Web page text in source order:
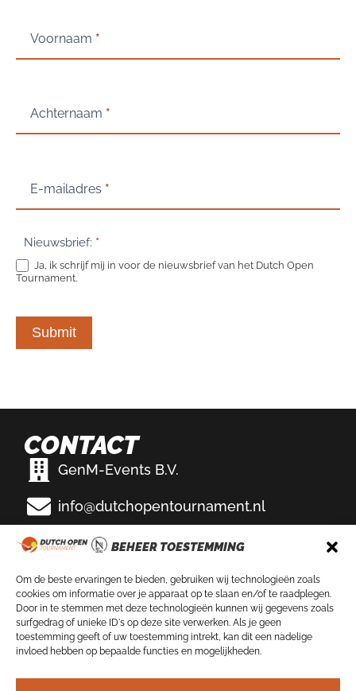
BEHEER TOESTEMMING
Om de beste ervaringen te bieden, gebruiken wij technologieën zoals
cookies om informatie over je apparaat op te slaan en/of te raadplegen.
Door in te stemmen met deze technologieën kunnen wij gegevens zoals
surfgedrag of unieke ID's op deze site verwerken. Als je geen
toestemming geeft of uw toestemming intrekt, kan dit een nadelige
invloed hebben op bepaalde functies en mogelijkheden.
Voornaam *
Achternaam *
E-mailadres *
Nieuwsbrief: *
Ja, ik schrijf mij in voor de nieuwsbrief van het Dutch Open
Tournament.
Submit
CONTACT
GenM-Events B.V.
info@dutchopentournament.nl
Eemslag Tennis & Padel
Bikkersweg 100
3752 WV Bunschoten-Spakenburg
VOLG ONS OP
NIEUWSBRIEF